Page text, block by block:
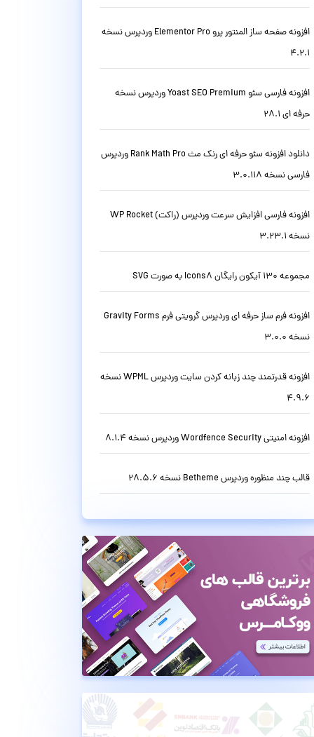
افزونه صفحه ساز المنتور پرو Elementor Pro وردپرس نسخه
4.2.1
افزونه فارسی سئو Yoast SEO Premium وردپرس نسخه
حرفه ای 28.1
دانلود افزونه سئو حرفه ای رنک مث Rank Math Pro وردپرس
فارسی نسخه 3.0.118
افزونه فارسی افزایش سرعت وردپرس (راکت) WP Rocket
نسخه 3.23.1
مجموعه 130 آیکون رایگان Icons8 به صورت SVG
افزونه فرم ساز حرفه ای وردپرس گرویتی فرم Gravity Forms
نسخه 3.0.0
افزونه قدرتمند چند زبانه کردن سایت وردپرس WPML نسخه
4.9.6
افزونه امنیتی Wordfence Security وردپرس نسخه 8.1.4
قالب چند منظوره وردپرس Betheme نسخه 28.5.6